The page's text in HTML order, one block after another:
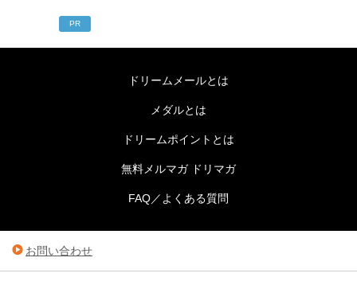
PR
ドリームメールとは
メダルとは
ドリームポイントとは
無料メルマガ ドリマガ
FAQ／よくある質問
お問い合わせ